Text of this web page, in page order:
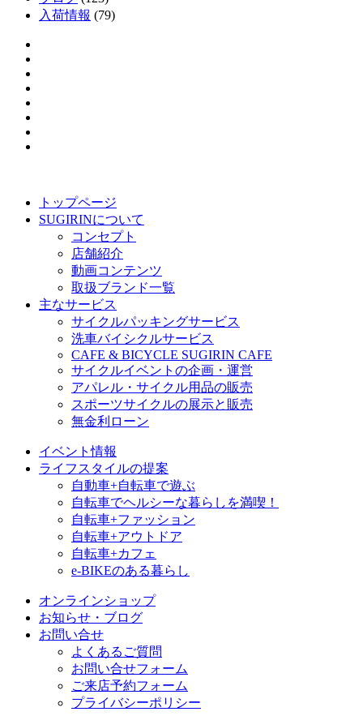
入荷情報 (79)
トップページ
SUGIRINについて
コンセプト
店舗紹介
動画コンテンツ
取扱ブランド一覧
主なサービス
サイクルパッキングサービス
洗車バイシクルサービス
CAFE & BICYCLE SUGIRIN CAFE
サイクルイベントの企画・運営
アパレル・サイクル用品の販売
スポーツサイクルの展示と販売
無金利ローン
イベント情報
ライフスタイルの提案
自動車+自転車で遊ぶ
自転車でヘルシーな暮らしを満喫！
自転車+ファッション
自転車+アウトドア
自転車+カフェ
e-BIKEのある暮らし
オンラインショップ
お知らせ・ブログ
お問い合せ
よくあるご質問
お問い合せフォーム
ご来店予約フォーム
プライバシーポリシー